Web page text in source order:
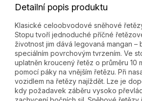
Detailní popis produktu
Klasické celoobvodové sněhové
Stopu tvoří jednoduché příčné
životnost jim dává legovaná mangan –
speciálním povrchovým tvrzením. Ve
uplatněn kroucený řetěz o průměru 10
pomocí páky na vnějším řetězu. Při
vozidlem na řetězy najíždět. Lze je
kdy požadavek záběru vysoko